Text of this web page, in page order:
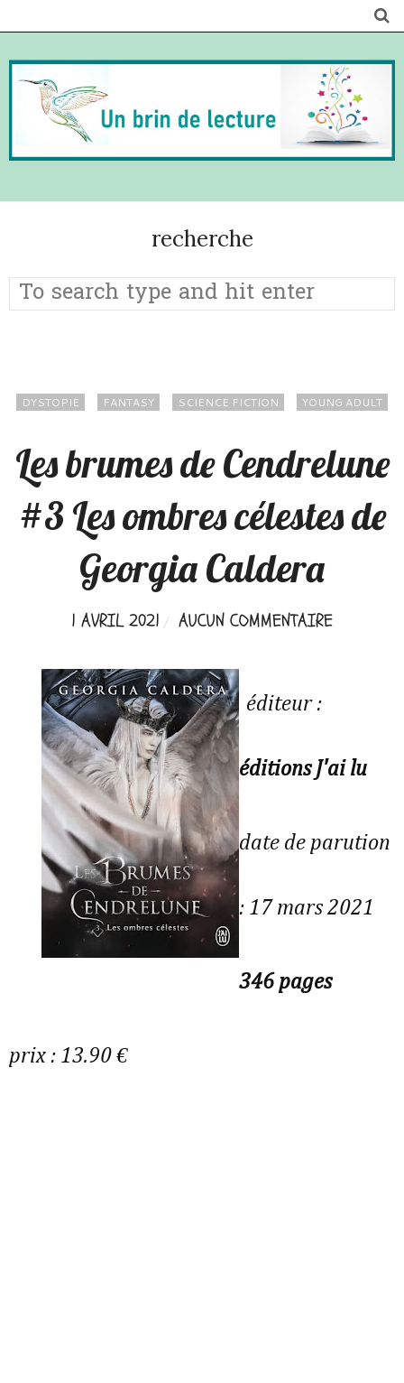
recherche
DYSTOPIE FANTASY SCIENCE FICTION YOUNG ADULT
Les brumes de Cendrelune
#3 Les ombres célestes de
Georgia Caldera
1 AVRIL 2021 AUCUN COMMENTAIRE
éditeur :
éditions J'ai lu
date de parution
: 17 mars 2021
346 pages
prix : 13.90 €